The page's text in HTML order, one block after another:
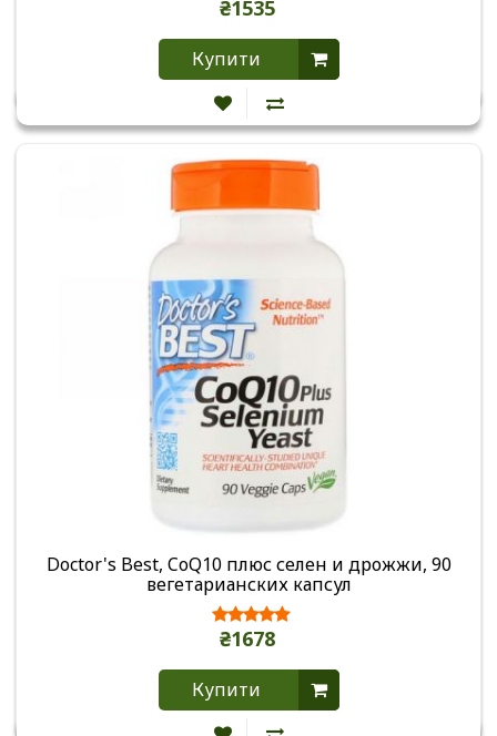
₴1535
Купити
Doctor's Best, CoQ10 плюс селен и дрожжи, 90
вегетарианских капсул
₴1678
Купити